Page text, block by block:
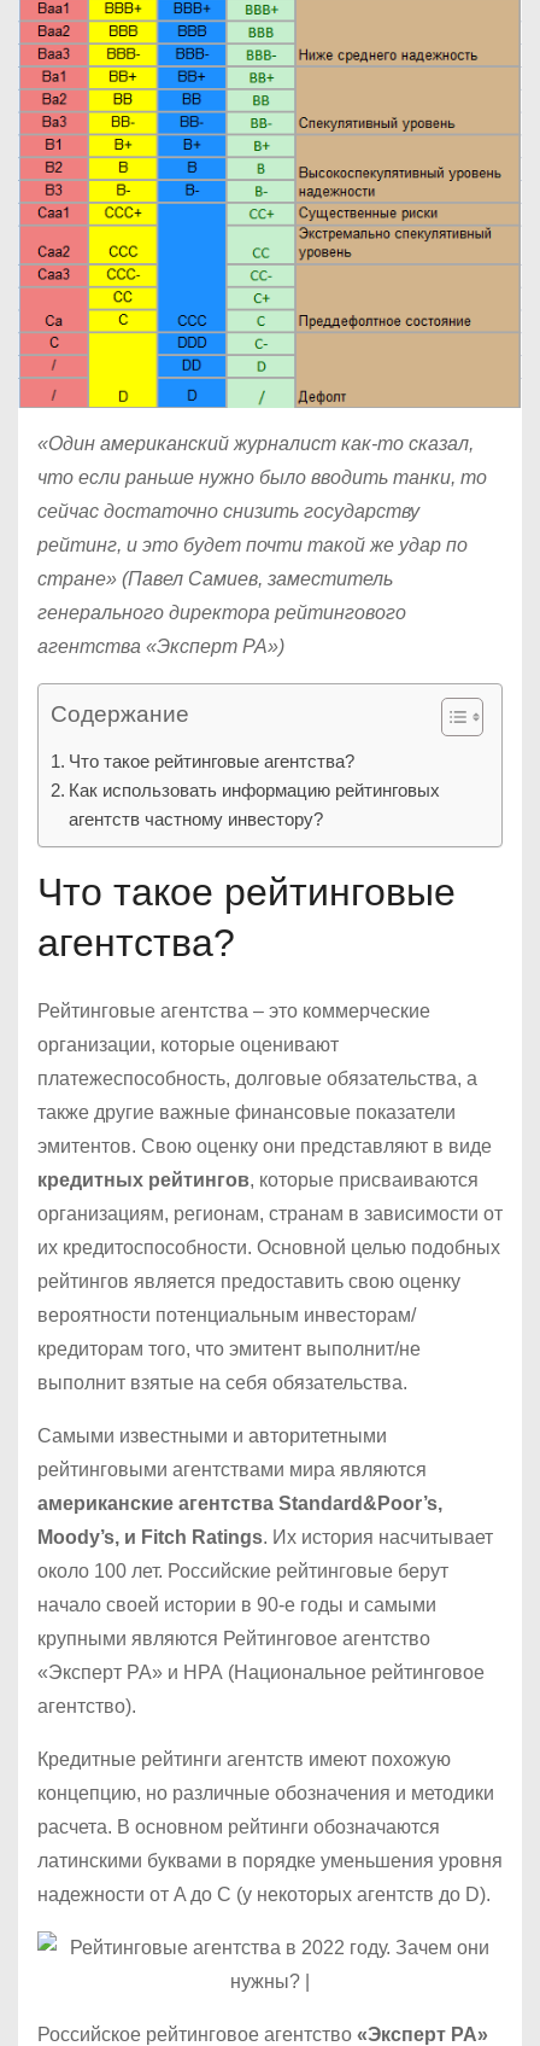
«Один американский журналист как-то сказал,
что если раньше нужно было вводить танки, то
сейчас достаточно снизить государству
рейтинг, и это будет почти такой же удар по
стране» (Павел Самиев, заместитель
генерального директора рейтингового
агентства «Эксперт РА»)
Содержание
Что такое рейтинговые агентства?
Как использовать информацию рейтинговых
агентств частному инвестору?
Что такое рейтинговые
агентства?
Рейтинговые агентства – это коммерческие
организации, которые оценивают
платежеспособность, долговые обязательства, а
также другие важные финансовые показатели
эмитентов. Свою оценку они представляют в виде
кредитных рейтингов, которые присваиваются
организациям, регионам, странам в зависимости от
их кредитоспособности. Основной целью подобных
рейтингов является предоставить свою оценку
вероятности потенциальным инвесторам/
кредиторам того, что эмитент выполнит/не
выполнит взятые на себя обязательства.
Самыми известными и авторитетными
рейтинговыми агентствами мира являются
американские агентства Standard&Poor’s,
Moody’s, и Fitch Ratings. Их история насчитывает
около 100 лет. Российские рейтинговые берут
начало своей истории в 90-е годы и самыми
крупными являются Рейтинговое агентство
«Эксперт РА» и НРА (Национальное рейтинговое
агентство).
Кредитные рейтинги агентств имеют похожую
концепцию, но различные обозначения и методики
расчета. В основном рейтинги обозначаются
латинскими буквами в порядке уменьшения уровня
надежности от A до С (у некоторых агентств до D).
Российское рейтинговое агентство «Эксперт РА»